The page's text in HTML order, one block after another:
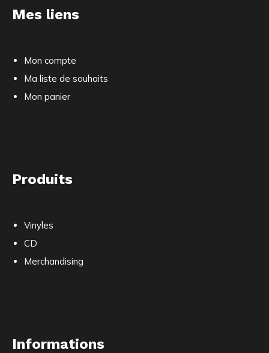
Mes liens
Mon compte
Ma liste de souhaits
Mon panier
Produits
Vinyles
CD
Merchandising
Informations